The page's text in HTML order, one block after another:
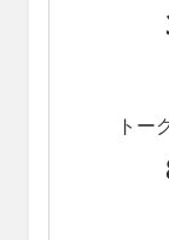
トー